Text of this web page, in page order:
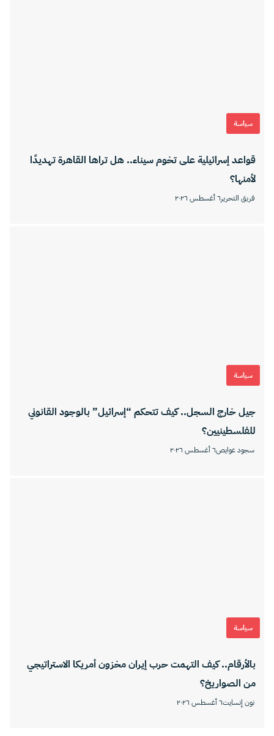
سياسة
قواعد إسرائيلية على تخوم سيناء.. هل تراها القاهرة تهديدًا
لأمنها؟
فريق التحرير٦ أغسطس ٢٠٢٦
سياسة
جيل خارج السجل.. كيف تتحكم “إسرائيل” بالوجود القانوني
للفلسطينيين؟
سجود عوايص٦ أغسطس ٢٠٢٦
سياسة
بالأرقام.. كيف التهمت حرب إيران مخزون أمريكا الاستراتيجي
من الصواريخ؟
نون إنسايت٦ أغسطس ٢٠٢٦